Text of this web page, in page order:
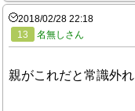
2018/02/28 22:18
13
名無しさん
親がこれだと常識外